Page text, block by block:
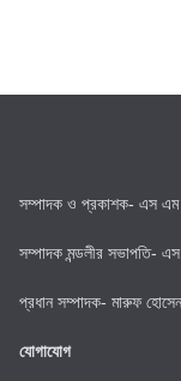
সম্পাদক ও প্রকাশক- এস এম
সম্পাদক মন্ডলীর সভাপতি-
প্রধান সম্পাদক- মারুফ হোসেন
যোগাযোগ